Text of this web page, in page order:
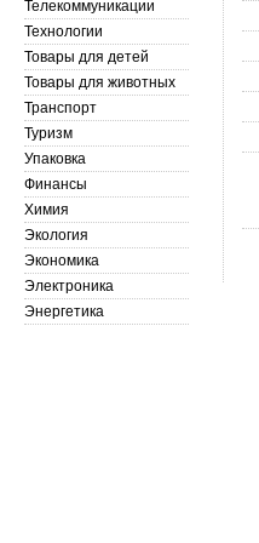
Телекоммуникации
Технологии
Товары для детей
Товары для животных
Транспорт
Туризм
Упаковка
Финансы
Химия
Экология
Экономика
Электроника
Энергетика